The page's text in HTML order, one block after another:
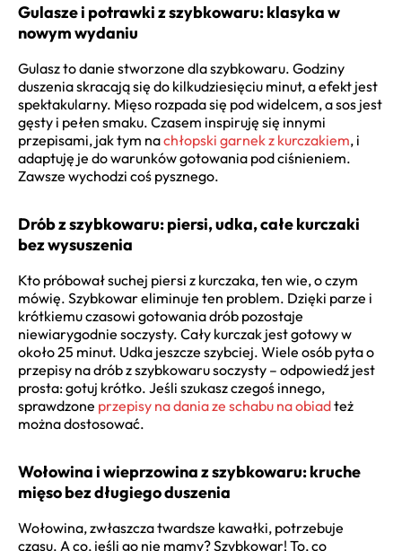
Gulasze i potrawki z szybkowaru: klasyka w
nowym wydaniu
Gulasz to danie stworzone dla szybkowaru. Godziny
duszenia skracają się do kilkudziesięciu minut, a efekt jest
spektakularny. Mięso rozpada się pod widelcem, a sos jest
gęsty i pełen smaku. Czasem inspiruję się innymi
przepisami, jak tym nachłopski garnek z kurczakiem, i
adaptuję je do warunków gotowania pod ciśnieniem.
Zawsze wychodzi coś pysznego.
Drób z szybkowaru: piersi, udka, całe kurczaki
bez wysuszenia
Kto próbował suchej piersi z kurczaka, ten wie, o czym
mówię. Szybkowar eliminuje ten problem. Dzięki parze i
krótkiemu czasowi gotowania drób pozostaje
niewiarygodnie soczysty. Cały kurczak jest gotowy w
około 25 minut. Udka jeszcze szybciej. Wiele osób pyta o
przepisy na drób z szybkowaru soczysty – odpowiedź jest
prosta: gotuj krótko. Jeśli szukasz czegoś innego,
sprawdzone przepisy na dania ze schabu na obiadteż
można dostosować.
Wołowina i wieprzowina z szybkowaru: kruche
mięso bez długiego duszenia
Wołowina, zwłaszcza twardsze kawałki, potrzebuje
czasu. A co, jeśli go nie mamy? Szybkowar! To, co